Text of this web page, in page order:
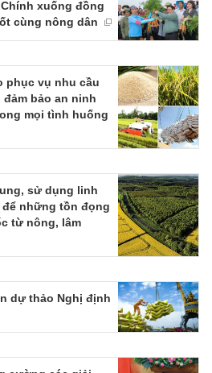
xuống đồng
cùng nông dân
phục vụ nhu cầu
bảo an ninh
mọi tình huống
sử dụng linh
những tồn đọng
từ nông, lâm
dự thảo Nghị định